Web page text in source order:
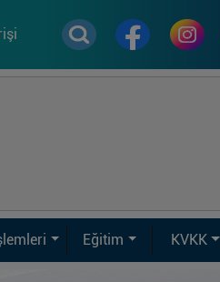
Eğitim KVKK